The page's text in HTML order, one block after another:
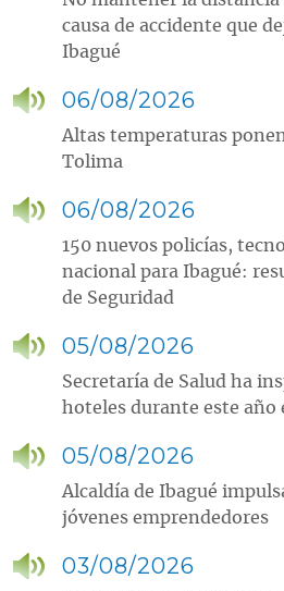
causa de accidente que
Ibagué
06/08/2026
Altas temperaturas
Tolima
06/08/2026
150 nuevos policías,
nacional para Ibagué:
de Seguridad
05/08/2026
Secretaría de Salud ha
hoteles durante este año
05/08/2026
Alcaldía de Ibagué
jóvenes emprendedores
03/08/2026